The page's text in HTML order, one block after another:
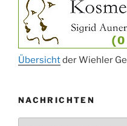
15.11.
Konzert
15.11.
27.11.
Kirche
Übersichtder Wiehler
NACHRICHTEN